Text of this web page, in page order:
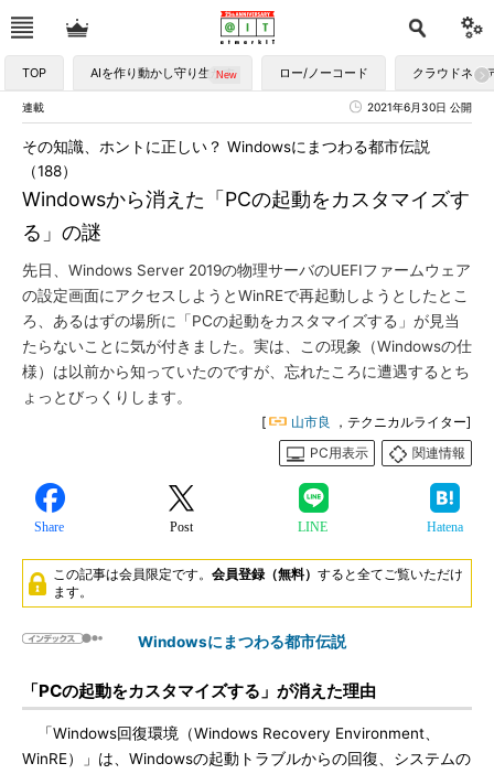
TOP AIを作り動かし守り生かす ロー/ノーコード クラウドネイ
連載 2021年6月30日 公開
Windowsから消えた「PCの起動をカスタマイズす
る」の謎
その知識、ホントに正しい？ Windowsにまつわる都市伝説
（188）
先日、Windows Server 2019の物理サーバのUEFIファームウェア
の設定画面にアクセスしようとWinREで再起動しようとしたとこ
ろ、あるはずの場所に「PCの起動をカスタマイズする」が見当
たらないことに気が付きました。実は、この現象（Windowsの仕
様）は以前から知っていたのですが、忘れたころに遭遇するとち
ょっとびっくりします。
[ 山市良
，テクニカルライター]
PC用表示
関連情報
Share Post LINE Hatena
この記事は会員限定です。 会員登録（無料） すると全てご覧いただけ
ます。
Windowsにまつわる都市伝説
「PCの起動をカスタマイズする」が消えた理由
「Windows回復環境（Windows Recovery Environment、
WinRE）」は、Windowsの起動トラブルからの回復、システムの